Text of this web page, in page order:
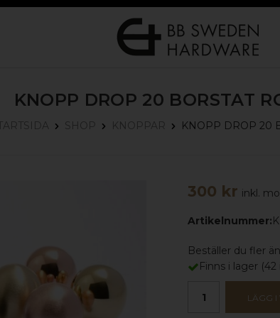
KNOPP DROP 20 BORSTAT
SHOP KNOPPAR KNOPP DROP 20
300 kr inkl.
Artikelnummer:
Beställer du fler
Finns i lager (42
LÄGG I